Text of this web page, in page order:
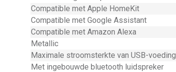
Compatible met Apple HomeKit
Compatible met Google Assistant
Compatible met Amazon Alexa
Metallic
Maximale stroomsterkte van USB-voeding
Met ingebouwde bluetooth luidspreker